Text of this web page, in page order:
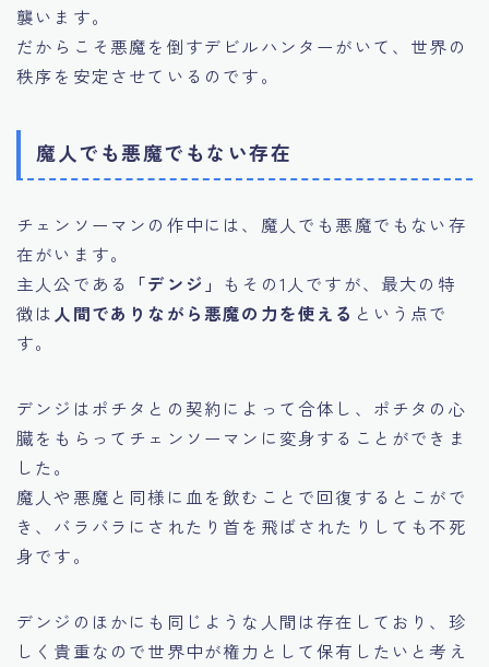
襲います。
だからこそ悪魔を倒すデビルハンターがいて、世界の
秩序を安定させているのです。
魔人でも悪魔でもない存在
チェンソーマンの作中には、魔人でも悪魔でもない存
在がいます。
主人公である
「デンジ」 もその1人ですが、最大の特
徴は 人間でありながら悪魔の力を使える という点で
す。
デンジはポチタとの契約によって合体し、ポチタの心
臓をもらってチェンソーマンに変身することができま
した。
魔人や悪魔と同様に血を飲むことで回復するとこがで
き、バラバラにされたり首を飛ばされたりしても不死
身です。
デンジのほかにも同じような人間は存在しており、珍
しく貴重なので世界中が権力として保有したいと考え